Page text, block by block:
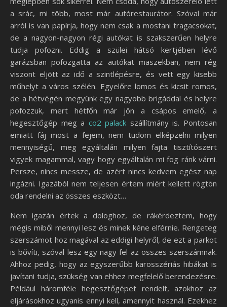
a srác, mi több, most már autórestaurátor. Szóval már
arról is van papírja, hogy nem csak a mostani tragacsokat,
de a nagyon-nagyon régi autókat is szakszerűen helyre
tudja pofozni. Eddig a szülei hátsó kertjében lévő
garázsban pofozgatta az autókat maszekban, nem rég
viszont eljött az idő a szintlépésre, és vett egy kisebb
műhelyt a város szélén. Egyelőre lomos és kicsit romos,
de a hétvégén megyünk egy nagyobb brigáddal és helyre
pofozzuk, mert hétfőn már jön a csápos emelő, a
hegesztőgép meg a co2 palack szállítmány is. Pontosan
emiatt fáj most a fejem, nem tudom elképzelni milyen
mennyiségű, meg egyáltalán milyen fajta tisztítószert
vigyek magammal, vagy hogy egyáltalán mi fog ránk várni.
Persze, nincs messze, de azért nincs kedvem egész nap
ingázni. Igazából nem teljesen értem miért kellett rögtön
oda rendelni az összes eszközt…
Nem igazán értek a dologhoz, de rákérdeztem, hogy
mégis miből mennyi lesz és minek kéne elférnie. Rengeteg
szerszámot hoz magával az eddigi helyről, de ezt a parkot
is bővíti, szóval lesz egy nagy fel az összes szerszámnak.
Ahhoz pedig, hogy az egyszerűbb karosszériás hibákat is
javítani tudja, szükség van ehhez megfelelő berendezésre.
Például háromféle hegesztőgépet rendelt, azokhoz az
eljárásokhoz ugyanis ennyi kell, amennyit használ. Ezekhez